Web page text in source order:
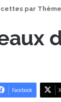
par Thème
Facebook X